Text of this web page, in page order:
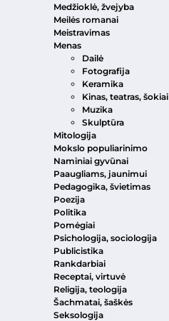
Medžioklė, žvejyba
Meilės romanai
Meistravimas
Menas
Dailė
Fotografija
Keramika
Kinas, teatras, šokiai
Muzika
Skulptūra
Mitologija
Mokslo populiarinimo
Naminiai gyvūnai
Paaugliams, jaunimui
Pedagogika, švietimas
Poezija
Politika
Pomėgiai
Psichologija, sociologija
Publicistika
Rankdarbiai
Receptai, virtuvė
Religija, teologija
Šachmatai, šaškės
Seksologija